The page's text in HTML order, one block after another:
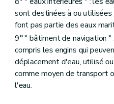
sont destinées à ou
font pas partie des eaux
9° " bâtiment de navigation
compris les engins qui
déplacement d'eau, utilisé
comme moyen de transport
l'eau.